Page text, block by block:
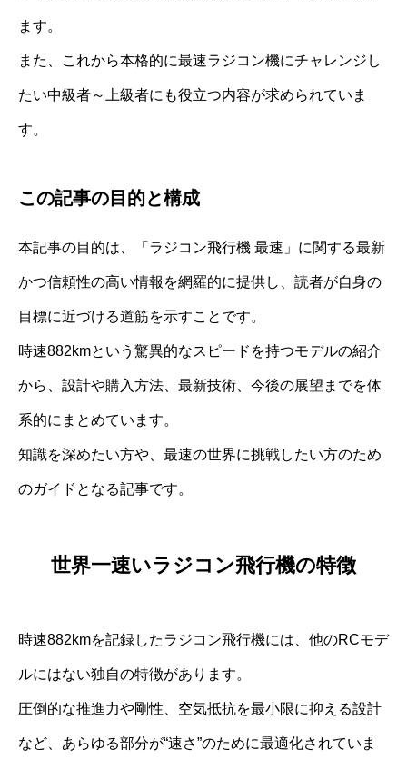
ます。
また、これから本格的に最速ラジコン機にチャレンジし
たい中級者～上級者にも役立つ内容が求められていま
す。
この記事の目的と構成
本記事の目的は、「ラジコン飛行機 最速」に関する最新
かつ信頼性の高い情報を網羅的に提供し、読者が自身の
目標に近づける道筋を示すことです。
時速882kmという驚異的なスピードを持つモデルの紹介
から、設計や購入方法、最新技術、今後の展望までを体
系的にまとめています。
知識を深めたい方や、最速の世界に挑戦したい方のため
のガイドとなる記事です。
世界一速いラジコン飛行機の特徴
時速882kmを記録したラジコン飛行機には、他のRCモデ
ルにはない独自の特徴があります。
圧倒的な推進力や剛性、空気抵抗を最小限に抑える設計
など、あらゆる部分が“速さ”のために最適化されていま